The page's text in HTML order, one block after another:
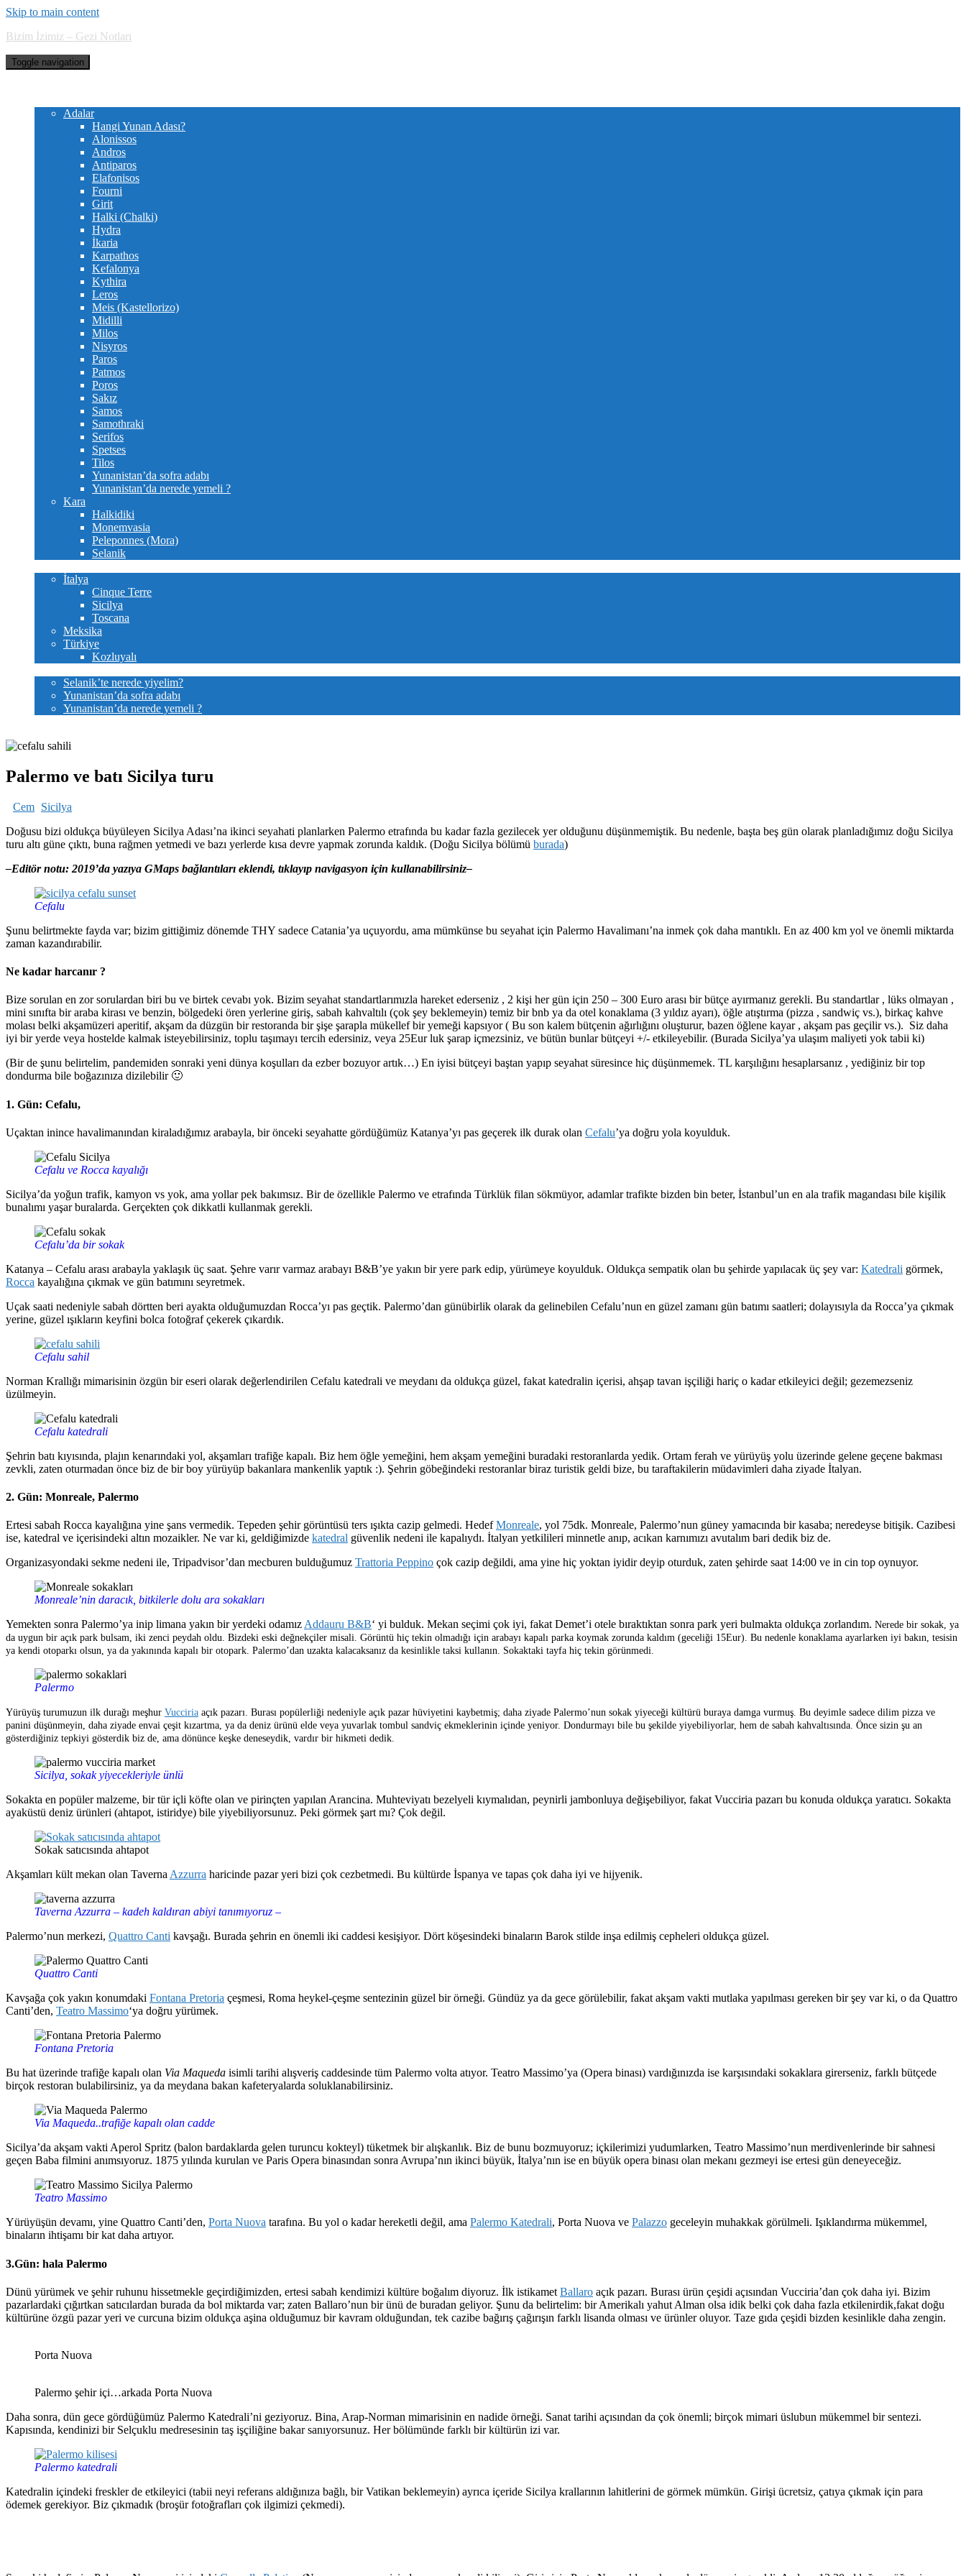
Skip to main content
Bizim İzimiz – Gezi Notları
Toggle navigation
Adalar
Hangi Yunan Adası?
Alonissos
Andros
Antiparos
Elafonisos
Fourni
Girit
Halki (Chalki)
Hydra
İkaria
Karpathos
Kefalonya
Kythira
Leros
Meis (Kastellorizo)
Midilli
Milos
Nisyros
Paros
Patmos
Poros
Sakız
Samos
Samothraki
Serifos
Spetses
Tilos
Yunanistan’da sofra adabı
Yunanistan’da nerede yemeli ?
Kara
Halkidiki
Monemvasia
Peleponnes (Mora)
Selanik
İtalya
Cinque Terre
Sicilya
Toscana
Meksika
Türkiye
Kozluyalı
Selanik’te nerede yiyelim?
Yunanistan’da sofra adabı
Yunanistan’da nerede yemeli ?
Palermo ve batı Sicilya turu
Cem Sicilya
Doğusu bizi oldukça büyüleyen Sicilya Adası’na ikinci seyahati planlarken Palermo etrafında bu kadar fazla gezilecek yer olduğunu düşünmemiştik. Bu nedenle, başta beş gün olarak planladığımız doğu Sicilya
turu altı güne çıktı, buna rağmen yetmedi ve bazı yerlerde kısa devre yapmak zorunda kaldık. (Doğu Sicilya bölümü burada)
–Editör notu: 2019’da yazıya GMaps bağlantıları eklendi, tıklayıp navigasyon için kullanabilirsiniz–
Cefalu
Şunu belirtmekte fayda var; bizim gittiğimiz dönemde THY sadece Catania’ya uçuyordu, ama mümkünse bu seyahat için Palermo Havalimanı’na inmek çok daha mantıklı. En az 400 km yol ve önemli miktarda
zaman kazandırabilir.
Ne kadar harcanır ?
Bize sorulan en zor sorulardan biri bu ve birtek cevabı yok. Bizim seyahat standartlarımızla hareket ederseniz , 2 kişi her gün için 250 – 300 Euro arası bir bütçe ayırmanız gerekli. Bu standartlar , lüks olmayan ,
mini sınıfta bir araba kirası ve benzin, bölgedeki ören yerlerine giriş, sabah kahvaltılı (çok şey beklemeyin) temiz bir bnb ya da otel konaklama (3 yıldız ayarı), öğle atıştırma (pizza , sandwiç vs.), birkaç kahve
molası belki akşamüzeri aperitif, akşam da düzgün bir restoranda bir şişe şarapla mükellef bir yemeği kapsıyor ( Bu son kalem bütçenin ağırlığını oluşturur, bazen öğlene kayar , akşam pas geçilir vs.). Siz daha
iyi bir yerde veya hostelde kalmak isteyebilirsiniz, toplu taşımayı tercih edersiniz, veya 25Eur luk şarap içmezsiniz, ve bütün bunlar bütçeyi +/- etkileyebilir. (Burada Sicilya’ya ulaşım maliyeti yok tabii ki)
(Bir de şunu belirtelim, pandemiden sonraki yeni dünya koşulları da ezber bozuyor artık…) En iyisi bütçeyi baştan yapıp seyahat süresince hiç düşünmemek. TL karşılığını hesaplarsanız , yediğiniz bir top
dondurma bile boğazınıza dizilebilir 🙂
1. Gün: Cefalu,
Uçaktan inince havalimanından kiraladığımız arabayla, bir önceki seyahatte gördüğümüz Katanya’yı pas geçerek ilk durak olan Cefalu’ya doğru yola koyulduk.
Cefalu ve Rocca kayalığı
Sicilya’da yoğun trafik, kamyon vs yok, ama yollar pek bakımsız. Bir de özellikle Palermo ve etrafında Türklük filan sökmüyor, adamlar trafikte bizden bin beter, İstanbul’un en ala trafik magandası bile kişilik
bunalımı yaşar buralarda. Gerçekten çok dikkatli kullanmak gerekli.
Cefalu’da bir sokak
Katanya – Cefalu arası arabayla yaklaşık üç saat. Şehre varır varmaz arabayı B&B’ye yakın bir yere park edip, yürümeye koyulduk. Oldukça sempatik olan bu şehirde yapılacak üç şey var: Katedrali görmek,
Rocca kayalığına çıkmak ve gün batımını seyretmek.
Uçak saati nedeniyle sabah dörtten beri ayakta olduğumuzdan Rocca’yı pas geçtik. Palermo’dan günübirlik olarak da gelinebilen Cefalu’nun en güzel zamanı gün batımı saatleri; dolayısıyla da Rocca’ya çıkmak
yerine, güzel ışıkların keyfini bolca fotoğraf çekerek çıkardık.
Cefalu sahil
Norman Krallığı mimarisinin özgün bir eseri olarak değerlendirilen Cefalu katedrali ve meydanı da oldukça güzel, fakat katedralin içerisi, ahşap tavan işçiliği hariç o kadar etkileyici değil; gezemezseniz
üzülmeyin.
Cefalu katedrali
Şehrin batı kıyısında, plajın kenarındaki yol, akşamları trafiğe kapalı. Biz hem öğle yemeğini, hem akşam yemeğini buradaki restoranlarda yedik. Ortam ferah ve yürüyüş yolu üzerinde gelene geçene bakması
zevkli, zaten oturmadan önce biz de bir boy yürüyüp bakanlara mankenlik yaptık :). Şehrin göbeğindeki restoranlar biraz turistik geldi bize, bu taraftakilerin müdavimleri daha ziyade İtalyan.
2. Gün: Monreale, Palermo
Ertesi sabah Rocca kayalığına yine şans vermedik. Tepeden şehir görüntüsü ters ışıkta cazip gelmedi. HedefMonreale, yol 75dk. Monreale, Palermo’nun güney yamacında bir kasaba; neredeyse bitişik. Cazibesi
ise, katedral ve içerisindeki altın mozaikler. Ne var ki, geldiğimizde katedral güvenlik nedeni ile kapalıydı. İtalyan yetkilileri minnetle anıp, acıkan karnımızı avutalım bari dedik biz de.
Organizasyondaki sekme nedeni ile, Tripadvisor’dan mecburen bulduğumuz Trattoria Peppino çok cazip değildi, ama yine hiç yoktan iyidir deyip oturduk, zaten şehirde saat 14:00 ve in cin top oynuyor.
Monreale’nin daracık, bitkilerle dolu ara sokakları
Yemekten sonra Palermo’ya inip limana yakın bir yerdeki odamızAddauru B&B‘ yi bulduk. Mekan seçimi çok iyi, fakat Demet’i otele bıraktıktan sonra park yeri bulmakta oldukça zorlandım. Nerede bir sokak, ya
da uygun bir açık park bulsam, iki zenci peydah oldu. Bizdeki eski değnekçiler misali. Görüntü hiç tekin olmadığı için arabayı kapalı parka koymak zorunda kaldım (geceliği 15Eur). Bu nedenle konaklama ayarlarken iyi bakın, tesisin
ya kendi otoparkı olsun, ya da yakınında kapalı bir otopark. Palermo’dan uzakta kalacaksanız da kesinlikle taksi kullanın. Sokaktaki tayfa hiç tekin görünmedi.
Palermo
Yürüyüş turumuzun ilk durağı meşhur Vucciria açık pazarı. Burası popülerliği nedeniyle açık pazar hüviyetini kaybetmiş; daha ziyade Palermo’nun sokak yiyeceği kültürü buraya damga vurmuş. Bu deyimle sadece dilim pizza ve
panini düşünmeyin, daha ziyade envai çeşit kızartma, ya da deniz ürünü elde veya yuvarlak tombul sandviç ekmeklerinin içinde yeniyor. Dondurmayı bile bu şekilde yiyebiliyorlar, hem de sabah kahvaltısında. Önce sizin şu an
gösterdiğiniz tepkiyi gösterdik biz de, ama dönünce keşke deneseydik, vardır bir hikmeti dedik.
Sicilya, sokak yiyecekleriyle ünlü
Sokakta en popüler malzeme, bir tür içli köfte olan ve pirinçten yapılan Arancina. Muhteviyatı bezelyeli kıymalıdan, peynirli jambonluya değişebiliyor, fakat Vucciria pazarı bu konuda oldukça yaratıcı. Sokakta
ayaküstü deniz ürünleri (ahtapot, istiridye) bile yiyebiliyorsunuz. Peki görmek şart mı? Çok değil.
Sokak satıcısında ahtapot
Akşamları kült mekan olan TavernaAzzurra haricinde pazar yeri bizi çok cezbetmedi. Bu kültürde İspanya ve tapas çok daha iyi ve hijyenik.
Taverna Azzurra – kadeh kaldıran abiyi tanımıyoruz –
Palermo’nun merkezi, Quattro Canti kavşağı. Burada şehrin en önemli iki caddesi kesişiyor. Dört köşesindeki binaların Barok stilde inşa edilmiş cepheleri oldukça güzel.
Quattro Canti
Kavşağa çok yakın konumdaki Fontana Pretoria çeşmesi, Roma heykel-çeşme sentezinin güzel bir örneği. Gündüz ya da gece görülebilir, fakat akşam vakti mutlaka yapılması gereken bir şey var ki, o da Quattro
Canti’den, Teatro Massimo‘ya doğru yürümek.
Fontana Pretoria
Bu hat üzerinde trafiğe kapalı olan Via Maqueda isimli tarihi alışveriş caddesinde tüm Palermo volta atıyor. Teatro Massimo’ya (Opera binası) vardığınızda ise karşısındaki sokaklara girerseniz, farklı bütçede
birçok restoran bulabilirsiniz, ya da meydana bakan kafeteryalarda soluklanabilirsiniz.
Via Maqueda..trafiğe kapalı olan cadde
Sicilya’da akşam vakti Aperol Spritz (balon bardaklarda gelen turuncu kokteyl) tüketmek bir alışkanlık. Biz de bunu bozmuyoruz; içkilerimizi yudumlarken, Teatro Massimo’nun merdivenlerinde bir sahnesi
geçen Baba filmini anımsıyoruz. 1875 yılında kurulan ve Paris Opera binasından sonra Avrupa’nın ikinci büyük, İtalya’nın ise en büyük opera binası olan mekanı gezmeyi ise ertesi gün deneyeceğiz.
Teatro Massimo
Yürüyüşün devamı, yine Quattro Canti’den, Porta Nuova tarafına. Bu yol o kadar hereketli değil, ama Palermo Katedrali, Porta Nuova ve Palazzo geceleyin muhakkak görülmeli. Işıklandırma mükemmel,
binaların ihtişamı bir kat daha artıyor.
3.Gün: hala Palermo
Dünü yürümek ve şehir ruhunu hissetmekle geçirdiğimizden, ertesi sabah kendimizi kültüre boğalım diyoruz. İlk istikamet Ballaro açık pazarı. Burası ürün çeşidi açısından Vucciria’dan çok daha iyi. Bizim
pazarlardaki çığırtkan satıcılardan burada da bol miktarda var; zaten Ballaro’nun bir ünü de buradan geliyor. Şunu da belirtelim: bir Amerikalı yahut Alman olsa idik belki çok daha fazla etkilenirdik,fakat doğu
kültürüne özgü pazar yeri ve curcuna bizim oldukça aşina olduğumuz bir kavram olduğundan, tek cazibe bağırış çağırışın farklı lisanda olması ve ürünler oluyor. Taze gıda çeşidi bizden kesinlikle daha zengin.
Porta Nuova
Palermo şehir içi…arkada Porta Nuova
Daha sonra, dün gece gördüğümüz Palermo Katedrali’ni geziyoruz. Bina, Arap-Norman mimarisinin en nadide örneği. Sanat tarihi açısından da çok önemli; birçok mimari üslubun mükemmel bir sentezi.
Kapısında, kendinizi bir Selçuklu medresesinin taş işçiliğine bakar sanıyorsunuz. Her bölümünde farklı bir kültürün izi var.
Palermo katedrali
Katedralin içindeki freskler de etkileyici (tabii neyi referans aldığınıza bağlı, bir Vatikan beklemeyin) ayrıca içeride Sicilya krallarının lahitlerini de görmek mümkün. Girişi ücretsiz, çatıya çıkmak için para
ödemek gerekiyor. Biz çıkmadık (broşür fotoğrafları çok ilgimizi çekmedi).